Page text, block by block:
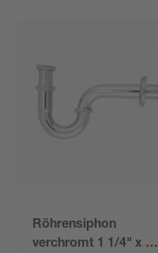
Röhrensiphon
verchromt 1 1/4" x 32